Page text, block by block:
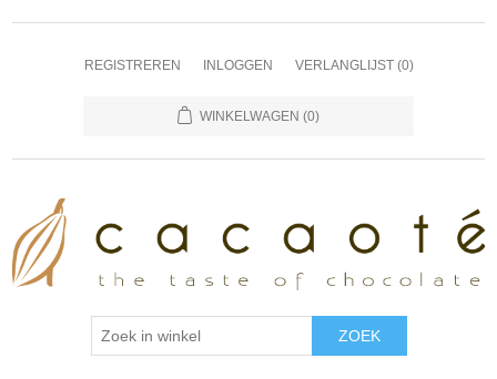
REGISTREREN INLOGGEN VERLANGLIJST (0)
WINKELWAGEN (0)